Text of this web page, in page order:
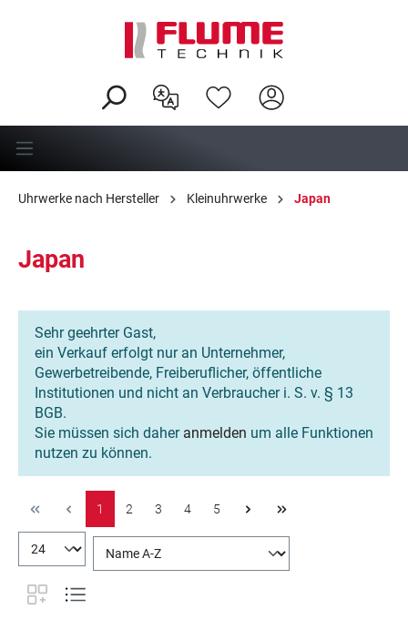
Uhrwerke nach Hersteller Kleinuhrwerke Japan
Japan
Sehr geehrter Gast,
ein Verkauf erfolgt nur an Unternehmer,
Gewerbetreibende, Freiberuflicher, öffentliche
Institutionen und nicht an Verbraucher i. S. v. § 13
BGB.
Sie müssen sich daher anmelden um alle Funktionen
nutzen zu können.
1 2 3 4 5